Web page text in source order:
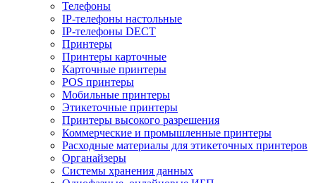
Телефоны
IP-телефоны настольные
IP-телефоны DECT
Принтеры
Принтеры карточные
Карточные принтеры
POS принтеры
Мобильные принтеры
Этикеточные принтеры
Принтеры высокого разрешения
Коммерческие и промышленные принтеры
Расходные материалы для этикеточных принтеров
Органайзеры
Системы хранения данных